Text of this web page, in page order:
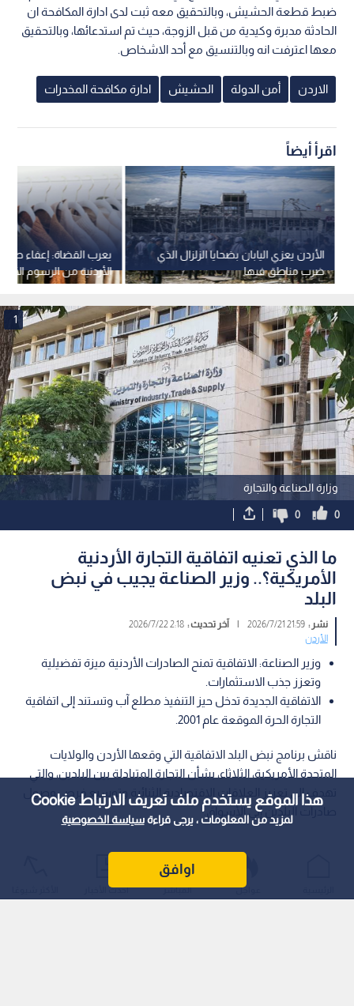
هذا الموقع يستخدم ملف تعريف الارتباط Cookie
لمزيد من المعلومات ، يرجى قراءةسياسة الخصوصية
اوافق
ضبط قطعة الحشيش، وبالتحقيق معه ثبت لدى ادارة المكافحة ان
الحادثة مدبرة وكيدية من قبل الزوجة، حيث تم استدعائها، وبالتحقيق
معها اعترفت انه وبالتنسيق مع أحد الاشخاص.
الاردن أمن الدولة الحشيش ادارة مكافحة المخدرات
اقرأ أيضاً
يعرب القضاة: إعفاء
الأردنية من الرسوم
ميزة تنافسية غير
الأردن يعزي اليابان بضحايا الزلزال الذي
ضرب مناطق فيها
وزارة الصناعة والتجارة
1
0
0
ما الذي تعنيه اتفاقية التجارة الأردنية
الأمريكية؟.. وزير الصناعة يجيب في نبض
البلد
نشر :21:59 2026/7/21
| آخر تحديث :2:18 2026/7/22
الأردن
وزير الصناعة: الاتفاقية تمنح الصادرات الأردنية ميزة تفضيلية
وتعزز جذب الاستثمارات.
الاتفاقية الجديدة تدخل حيز التنفيذ مطلع آب وتستند إلى اتفاقية
التجارة الحرة الموقعة عام 2001.
ناقش برنامج نبض البلد الاتفاقية التي وقعها الأردن والولايات
المتحدة الأمريكية، الثلاثاء، بشأن التجارة المتبادلة بين البلدين، والتي
تهدف إلى تعزيز العلاقات الاقتصادية الثنائية وتوسيع فرص وصول
صادرات البلدين إلى الأسواق.
عواجل المباشر أحدث الأخبار